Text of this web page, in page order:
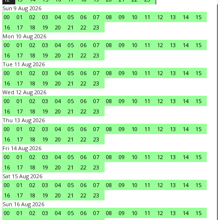
Sun 9 Aug 2026
00
01 02 03 04 05 06 07 08 09 10 11 12 13 14
15
16
17 18 19 20 21 22
23
Mon 10 Aug 2026
00
01 02 03 04 05 06 07 08 09 10 11 12 13 14
15
16
17 18 19 20 21 22
23
Tue 11 Aug 2026
00
01 02 03 04 05 06 07 08 09 10 11 12 13 14
15
16
17 18 19 20 21 22
23
Wed 12 Aug 2026
00
01 02 03 04 05 06 07 08 09 10 11 12 13 14
15
16
17 18 19 20 21 22
23
Thu 13 Aug 2026
00
01 02 03 04 05 06 07 08 09 10 11 12 13 14
15
16
17 18 19 20 21 22
23
Fri 14 Aug 2026
00
01 02 03 04 05 06 07 08 09 10 11 12 13 14
15
16
17 18 19 20 21 22
23
Sat 15 Aug 2026
00
01 02 03 04 05 06 07 08 09 10 11 12 13 14
15
16
17 18 19 20 21 22
23
Sun 16 Aug 2026
00
01 02 03 04 05 06 07 08 09 10 11 12 13 14
15